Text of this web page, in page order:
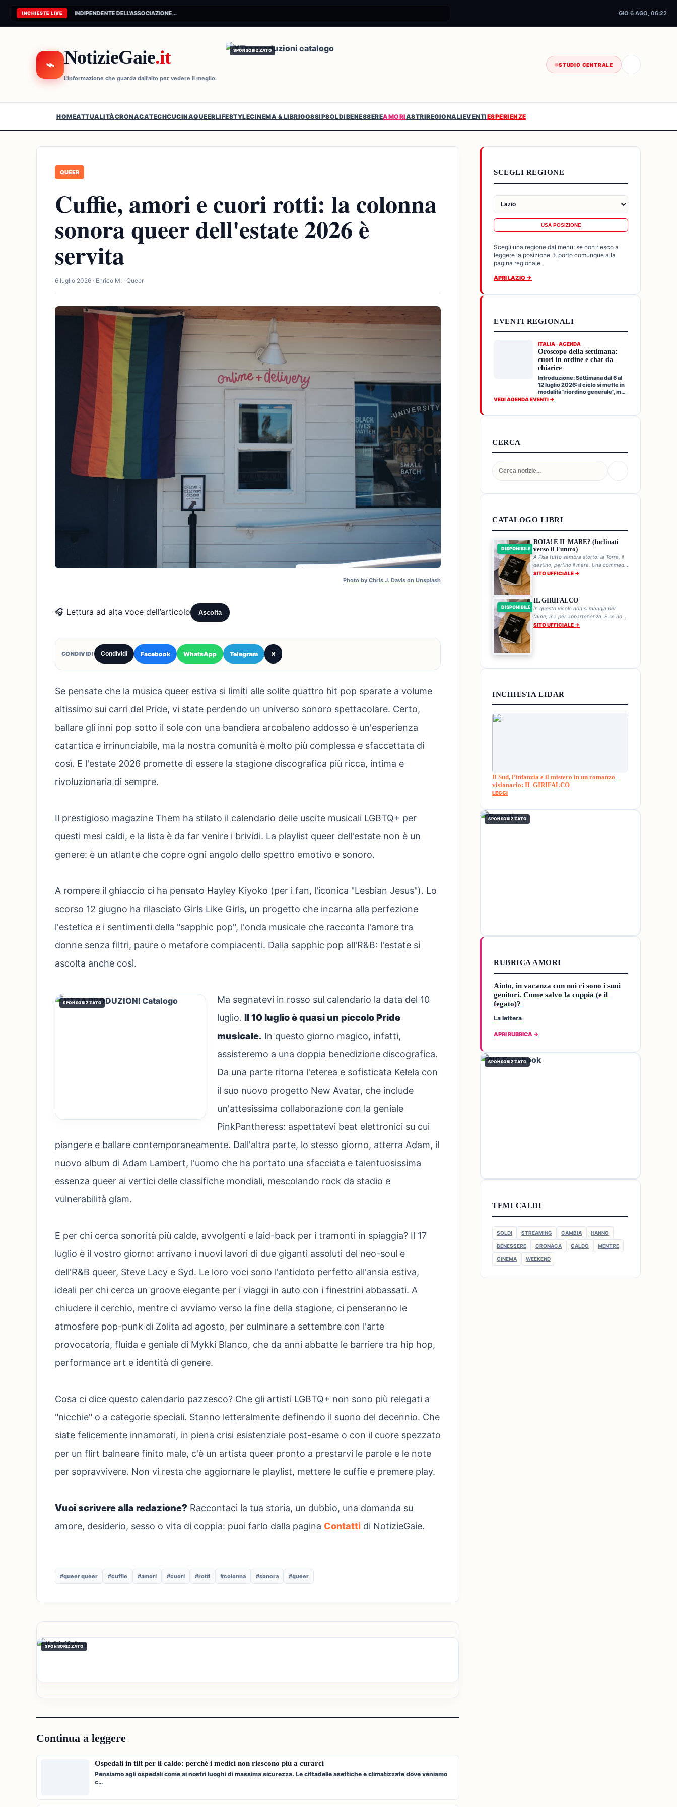
INCHIESTE LIVE
CONNESSIONE AL FEED INDIPENDENTE DELL'ASSOCIAZIONE... GIO 6 AGO, 06:22
⌁ NotizieGaie.it
L'informazione che guarda dall'alto per vedere il meglio.
SPONSORIZZATO
STUDIO CENTRALE
HOMEATTUALITÀCRONACATECHCUCINAQUEERLIFESTYLECINEMA & LIBRIGOSSIPSOLDIBENESSEREAMORIASTRIREGIONALIEVENTIESPERIENZE
QUEER
Cuffie, amori e cuori rotti: la colonna
sonora queer dell'estate 2026 è
servita
6 luglio 2026 · Enrico M. · Queer
Photo by Chris J. Davis on Unsplash
🎧 Lettura ad alta voce dell’articolo Ascolta
CONDIVIDI Condividi Facebook WhatsApp Telegram X
Se pensate che la musica queer estiva si limiti alle solite quattro hit pop sparate a volume
altissimo sui carri del Pride, vi state perdendo un universo sonoro spettacolare. Certo,
ballare gli inni pop sotto il sole con una bandiera arcobaleno addosso è un'esperienza
catartica e irrinunciabile, ma la nostra comunità è molto più complessa e sfaccettata di
così. E l'estate 2026 promette di essere la stagione discografica più ricca, intima e
rivoluzionaria di sempre.
Il prestigioso magazine Them ha stilato il calendario delle uscite musicali LGBTQ+ per
questi mesi caldi, e la lista è da far venire i brividi. La playlist queer dell'estate non è un
genere: è un atlante che copre ogni angolo dello spettro emotivo e sonoro.
A rompere il ghiaccio ci ha pensato Hayley Kiyoko (per i fan, l'iconica "Lesbian Jesus"). Lo
scorso 12 giugno ha rilasciato Girls Like Girls, un progetto che incarna alla perfezione
l'estetica e i sentimenti della "sapphic pop", l'onda musicale che racconta l'amore tra
donne senza filtri, paure o metafore compiacenti. Dalla sapphic pop all'R&B: l'estate si
ascolta anche così.
SPONSORIZZATO
Ma segnatevi in rosso sul calendario la data del 10
luglio. Il 10 luglio è quasi un piccolo Pride
musicale. In questo giorno magico, infatti,
assisteremo a una doppia benedizione discografica.
Da una parte ritorna l'eterea e sofisticata Kelela con
il suo nuovo progetto New Avatar, che include
un'attesissima collaborazione con la geniale
PinkPantheress: aspettatevi beat elettronici su cui
piangere e ballare contemporaneamente. Dall'altra parte, lo stesso giorno, atterra Adam, il
nuovo album di Adam Lambert, l'uomo che ha portato una sfacciata e talentuosissima
essenza queer ai vertici delle classifiche mondiali, mescolando rock da stadio e
vulnerabilità glam.
E per chi cerca sonorità più calde, avvolgenti e laid-back per i tramonti in spiaggia? Il 17
luglio è il vostro giorno: arrivano i nuovi lavori di due giganti assoluti del neo-soul e
dell'R&B queer, Steve Lacy e Syd. Le loro voci sono l'antidoto perfetto all'ansia estiva,
ideali per chi cerca un groove elegante per i viaggi in auto con i finestrini abbassati. A
chiudere il cerchio, mentre ci avviamo verso la fine della stagione, ci penseranno le
atmosfere pop-punk di Zolita ad agosto, per culminare a settembre con l'arte
provocatoria, fluida e geniale di Mykki Blanco, che da anni abbatte le barriere tra hip hop,
performance art e identità di genere.
Cosa ci dice questo calendario pazzesco? Che gli artisti LGBTQ+ non sono più relegati a
"nicchie" o a categorie speciali. Stanno letteralmente definendo il suono del decennio. Che
siate felicemente innamorati, in piena crisi esistenziale post-esame o con il cuore spezzato
per un flirt balneare finito male, c'è un artista queer pronto a prestarvi le parole e le note
per sopravvivere. Non vi resta che aggiornare le playlist, mettere le cuffie e premere play.
Vuoi scrivere alla redazione? Raccontaci la tua storia, un dubbio, una domanda su
amore, desiderio, sesso o vita di coppia: puoi farlo dalla pagina Contatti di NotizieGaie.
#queer queer #cuffie #amori #cuori #rotti #colonna #sonora #queer
SPONSORIZZATO
Continua a leggere
Ospedali in tilt per il caldo: perché i medici non riescono più a curarci
Pensiamo agli ospedali come ai nostri luoghi di massima sicurezza. Le cittadelle asettiche e climatizzate dove veniamo
c…
SCEGLI REGIONE
USA POSIZIONE
Scegli una regione dal menu: se non riesco a
leggere la posizione, ti porto comunque alla
pagina regionale.
APRI LAZIO →
EVENTI REGIONALI
ITALIA · AGENDA
Oroscopo della settimana:
cuori in ordine e chat da
chiarire
Introduzione: Settimana dal 6 al
12 luglio 2026: il cielo si mette in
modalità "riordino generale", ma
senza f…
VEDI AGENDA EVENTI →
CERCA
CATALOGO LIBRI
DISPONIBILE
BOIA! E IL MARE? (Inclinati
verso il Futuro)
A Pisa tutto sembra storto: la Torre, il
destino, perfino il mare. Una commedia
storica sul genio sbilenco di chi non
SITO UFFICIALE →
DISPONIBILE
IL GIRIFALCO
In questo vicolo non si mangia per
fame, ma per appartenenza. E se non
mangi, la Bestia a tre occhi ti trova.
SITO UFFICIALE →
INCHIESTA LIDAR
Il Sud, l’infanzia e il mistero in un romanzo
visionario: IL GIRIFALCO
LEGGI
SPONSORIZZATO
RUBRICA AMORI
Aiuto, in vacanza con noi ci sono i suoi
genitori. Come salvo la coppia (e il
fegato)?
La lettera
APRI RUBRICA →
SPONSORIZZATO
TEMI CALDI
SOLDI STREAMING CAMBIA HANNO
BENESSERE CRONACA CALDO MENTRE
CINEMA WEEKEND